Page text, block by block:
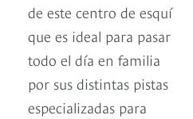
de este centro de esquí
que es ideal para pasar
todo el día en familia
por sus distintas pistas
especializadas para